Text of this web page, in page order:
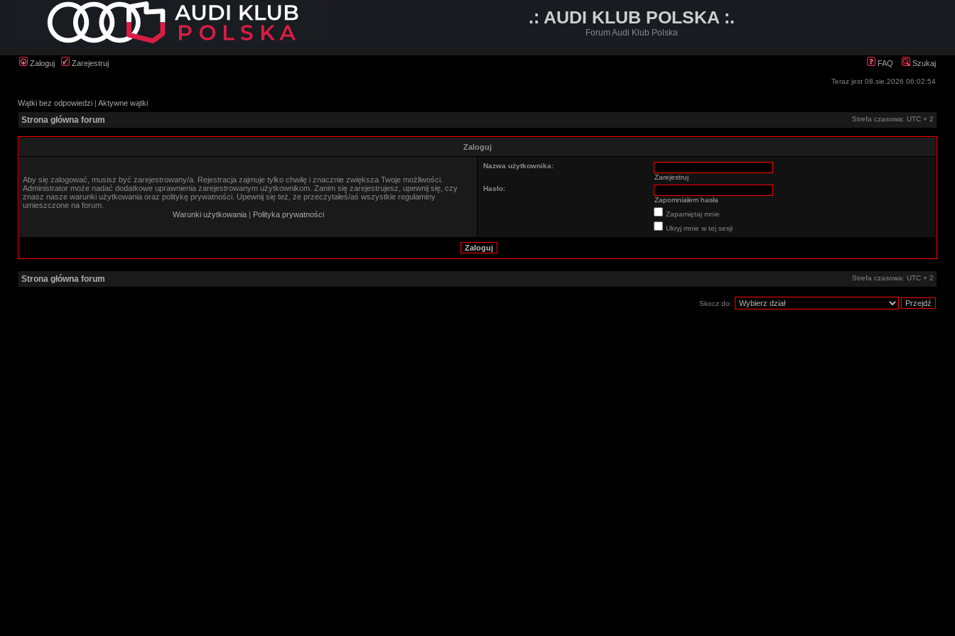
.: AUDI KLUB POLSKA :.
Forum Audi Klub Polska
Zaloguj Zarejestruj FAQ Szukaj
Teraz jest 08.sie.2026 06:02:54
Wątki bez odpowiedzi | Aktywne wątki
Strona główna forum Strefa czasowa: UTC + 2
Zaloguj
Aby się zalogować, musisz być zarejestrowany/a. Rejestracja zajmuje tylko chwilę i znacznie zwiększa Twoje możliwości.
Administrator może nadać dodatkowe uprawnienia zarejestrowanym użytkownikom. Zanim się zarejestrujesz, upewnij się, czy
znasz nasze warunki użytkowania oraz politykę prywatności. Upewnij się też, że przeczytałeś/aś wszystkie regulaminy
umieszczone na forum.
Warunki użytkowania| Polityka prywatności
Nazwa użytkownika:
Zarejestruj
Hasło:
Zapomniałem hasła
Zapamiętaj mnie
Ukryj mnie w tej sesji
Strona główna forum Strefa czasowa: UTC + 2
Skocz do: